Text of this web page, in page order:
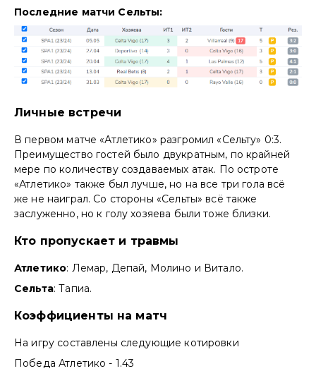
Последние матчи Сельты:
Личные встречи
В первом матче «Атлетико» разгромил «Сельту» 0:3.
Преимущество гостей было двукратным, по крайней
мере по количеству создаваемых атак. По остроте
«Атлетико» также был лучше, но на все три гола всё
же не наиграл. Со стороны «Сельты» всё также
заслуженно, но к голу хозяева были тоже близки.
Кто пропускает и травмы
Атлетико: Лемар, Депай, Молино и Витало.
Сельта: Тапиа.
Коэффициенты на матч
На игру составлены следующие котировки
Победа Атлетико - 1.43